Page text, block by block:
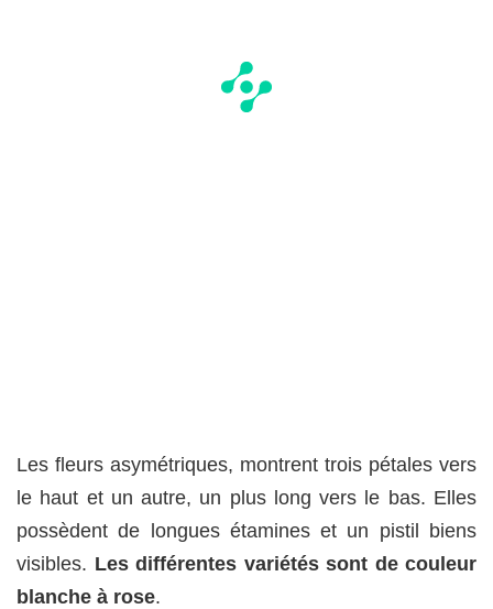
Les fleurs asymétriques, montrent trois pétales vers
le haut et un autre, un plus long vers le bas. Elles
possèdent de longues étamines et un pistil biens
visibles. Les différentes variétés sont de couleur
blanche à rose.